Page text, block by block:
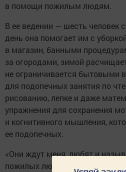
в помощи пожилым людям.
В ее ведении — шесть человек
день она помогает им с
в магазин, банными
за огородами, зимой
не ограничивается бытовыми
для подопечных занятия по
рисованию, лепке и даже
упражнения для сохранения
и когнитивного мышления,
ее подопечных.
«Они ждут меня, любят и
пожилых людей важно не